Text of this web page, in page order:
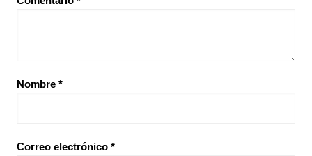
Nombre *
Correo electrónico *